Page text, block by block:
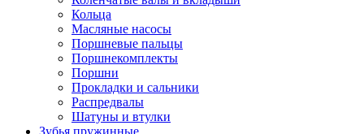
Кольца
Масляные насосы
Поршневые пальцы
Поршнекомплекты
Поршни
Прокладки и сальники
Распредвалы
Шатуны и втулки
Зубья пружинные